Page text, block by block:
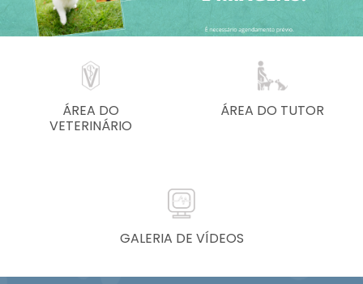
ÁREA DO
VETERINÁRIO
ÁREA DO TUTOR
GALERIA DE VÍDEOS